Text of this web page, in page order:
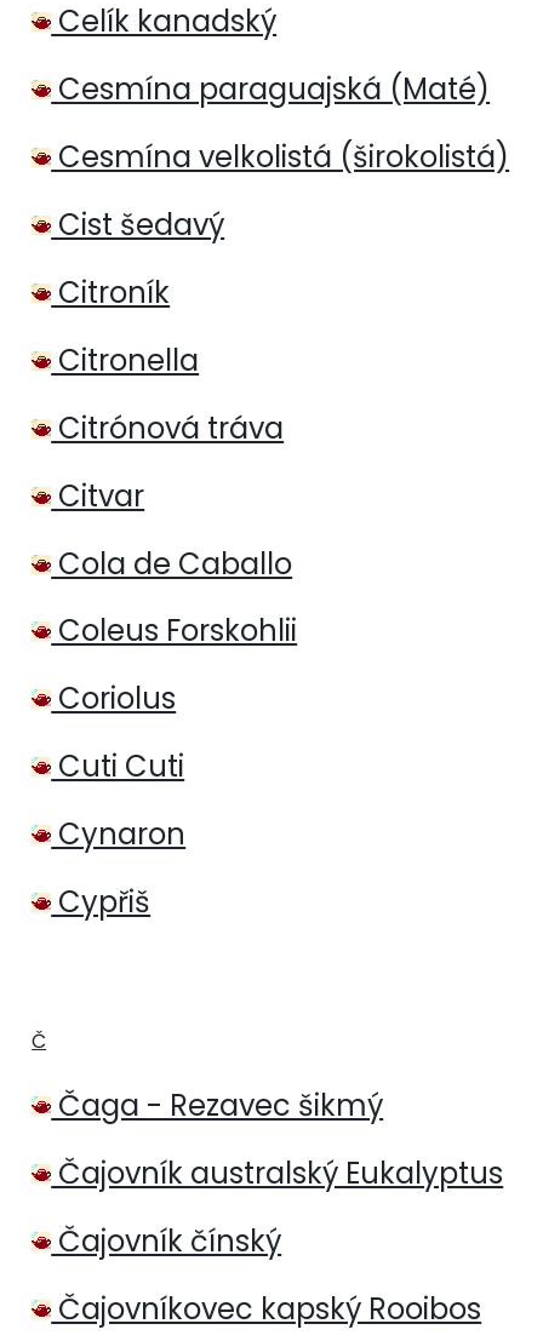
Celík kanadský
Cesmína paraguajská (Maté)
Cesmína velkolistá (širokolistá)
Cist šedavý
Citroník
Citronella
Citrónová tráva
Citvar
Cola de Caballo
Coleus Forskohlii
Coriolus
Cuti Cuti
Cynaron
Cypřiš
Č
Čaga - Rezavec šikmý
Čajovník australský Eukalyptus
Čajovník čínský
Čajovníkovec kapský Rooibos